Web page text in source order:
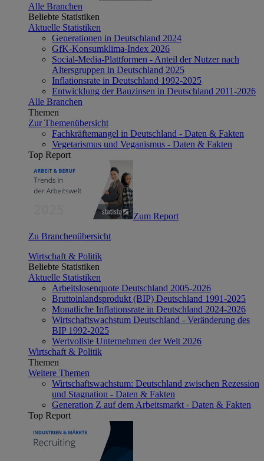
Alle Branchen
Beliebte Statistiken
Aktuelle Statistiken
Generationen in Deutschland 2024
GfK-Konsumklima-Index 2026
Social-Media-Plattformen - Anteil der Nutzer nach
Altersgruppen in Deutschland 2025
Inflationsrate in Deutschland 1992-2025
Entwicklung der Bauzinsen in Deutschland 2011-2026
Alle Branchen
Themen
Zur Themenübersicht
Fachkräftemangel in Deutschland - Daten & Fakten
Vegetarismus und Veganismus - Daten & Fakten
Top Report
Zum Report
Zu Branchenübersicht
Wirtschaft & Politik
Beliebte Statistiken
Aktuelle Statistiken
Arbeitslosenquote Deutschland 2005-2026
Bruttoinlandsprodukt (BIP) Deutschland 1991-2025
Monatliche Inflationsrate in Deutschland 2024-2026
Wirtschaftswachstum Deutschland - Veränderung des
BIP 1992-2025
Wertvollste Unternehmen der Welt 2026
Wirtschaft & Politik
Themen
Weitere Themen
Wirtschaftswachstum: Deutschland zwischen Rezession
und Stagnation - Daten & Fakten
Generation Z auf dem Arbeitsmarkt - Daten & Fakten
Top Report